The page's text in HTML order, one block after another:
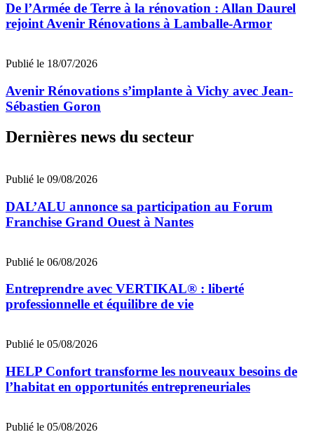
De l’Armée de Terre à la rénovation : Allan Daurel
rejoint Avenir Rénovations à Lamballe-Armor
Publié le 18/07/2026
Avenir Rénovations s’implante à Vichy avec Jean-
Sébastien Goron
Dernières news du secteur
Publié le 09/08/2026
DAL’ALU annonce sa participation au Forum
Franchise Grand Ouest à Nantes
Publié le 06/08/2026
Entreprendre avec VERTIKAL® : liberté
professionnelle et équilibre de vie
Publié le 05/08/2026
HELP Confort transforme les nouveaux besoins de
l’habitat en opportunités entrepreneuriales
Publié le 05/08/2026